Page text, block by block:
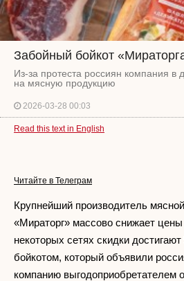
Забойный бойкот
Из-за протеста россиян компания в
на мясную продукцию
2026-03-28 00:03
Read this text in English
Читайте в Телеграм
Крупнейший производитель
«Мираторг» массово снижает
некоторых сетях скидки
бойкотом, который объявили
компанию выгодоприобретателем